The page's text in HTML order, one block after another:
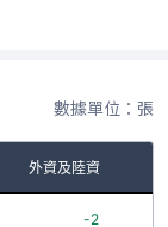
數據單位：張
外資及陸資
-2